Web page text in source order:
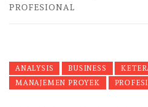
PROFESIONAL
ANALYSIS BUSINESS
MANAJEMEN PROYEK